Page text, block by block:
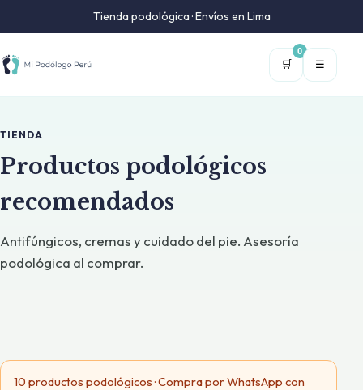
Tienda podológica · Envíos en Lima
🛒
0
☰
TIENDA
Productos podológicos
recomendados
Antifúngicos, cremas y cuidado del pie. Asesoría
podológica al comprar.
10 productos podológicos · Compra por WhatsApp con